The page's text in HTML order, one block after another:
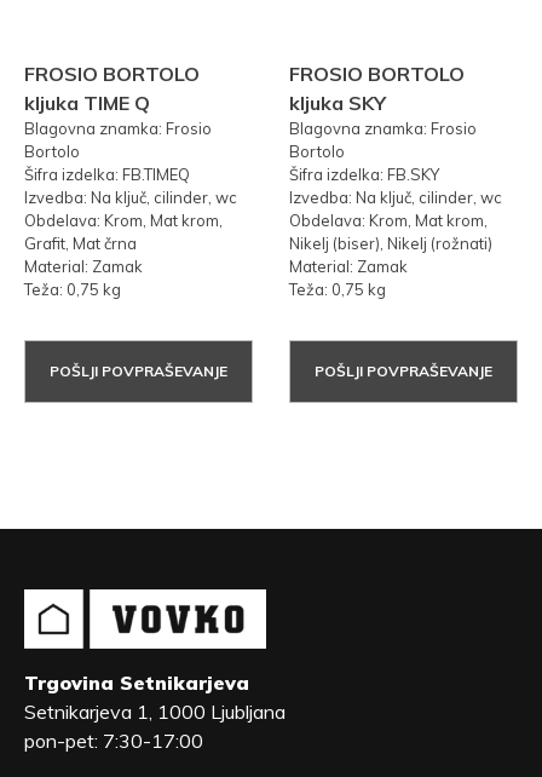
FROSIO BORTOLO
kljuka TIME Q
Blagovna znamka: Frosio
Bortolo
Šifra izdelka: FB.TIMEQ
Izvedba: Na ključ, cilinder, wc
Obdelava: Krom, Mat krom,
Grafit, Mat črna
Material: Zamak
Teža: 0,75 kg
POŠLJI POVPRAŠEVANJE
FROSIO BORTOLO
kljuka SKY
Blagovna znamka: Frosio
Bortolo
Šifra izdelka: FB.SKY
Izvedba: Na ključ, cilinder, wc
Obdelava: Krom, Mat krom,
Nikelj (biser), Nikelj (rožnati)
Material: Zamak
Teža: 0,75 kg
POŠLJI POVPRAŠEVANJE
Trgovina Setnikarjeva
Setnikarjeva 1, 1000 Ljubljana
pon-pet: 7:30-17:00